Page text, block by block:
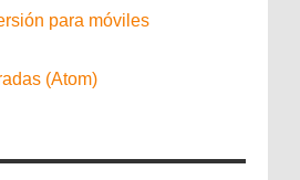
para móviles
(Atom)